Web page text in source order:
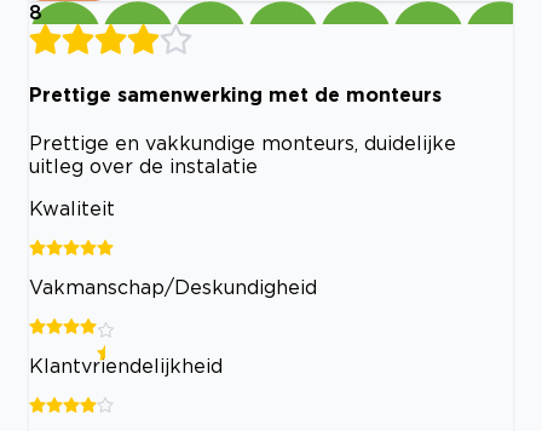
8
Prettige samenwerking met de monteurs
Prettige en vakkundige monteurs, duidelijke
uitleg over de instalatie
Kwaliteit
Vakmanschap/Deskundigheid
Klantvriendelijkheid